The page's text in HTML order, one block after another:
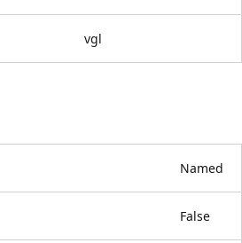
vgl
Named
False